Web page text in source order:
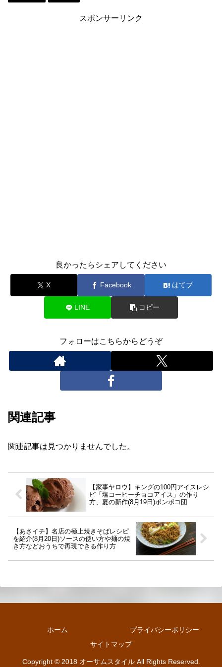
スポンサーリンク
良かったらシェアしてください
X Facebook はてブ
LINE コピー
フォローはこちらからどうぞ
関連記事
関連記事は見つかりませんでした。
【家事ヤロウ】キングの100円アイスレシ
ピ「塩コーヒーチョコアイス」の作り
方、夏の新作(8月19日)ポンポコ団
【あさイチ】名店の極上焼きそばレシピ
を紹介(8月20日)ソースの使い方や麺の焼
き方などおうちで再現できる作り方
ホーム
プライバシーポリシー
サイトマップ
Copyright © 2018 オーサムスタイル All Rights Reserved.